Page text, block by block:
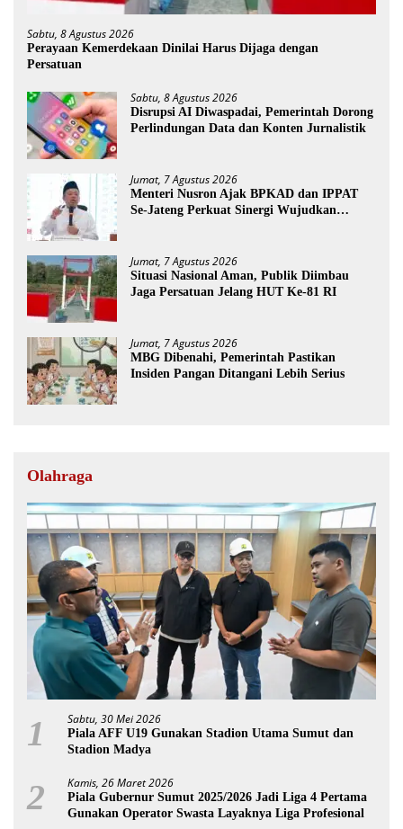
Sabtu, 8 Agustus 2026
Perayaan Kemerdekaan Dinilai Harus Dijaga dengan
Persatuan
Sabtu, 8 Agustus 2026
Disrupsi AI Diwaspadai, Pemerintah Dorong
Perlindungan Data dan Konten Jurnalistik
Jumat, 7 Agustus 2026
Menteri Nusron Ajak BPKAD dan IPPAT
Se-Jateng Perkuat Sinergi Wujudkan
Jumat, 7 Agustus 2026
Situasi Nasional Aman, Publik Diimbau
Jaga Persatuan Jelang HUT Ke-81 RI
Jumat, 7 Agustus 2026
MBG Dibenahi, Pemerintah Pastikan
Insiden Pangan Ditangani Lebih Serius
Olahraga
1 Sabtu, 30 Mei 2026
Piala AFF U19 Gunakan Stadion Utama Sumut dan
Stadion Madya
2 Kamis, 26 Maret 2026
Piala Gubernur Sumut 2025/2026 Jadi Liga 4 Pertama
Gunakan Operator Swasta Layaknya Liga Profesional